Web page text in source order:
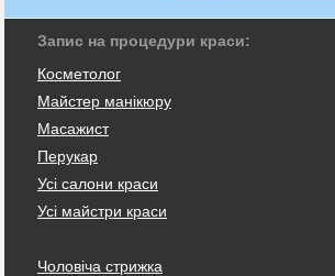
Запис на процедури краси:
Косметолог
Майстер манікюру
Масажист
Перукар
Усі салони краси
Усі майстри краси
Чоловіча стрижка